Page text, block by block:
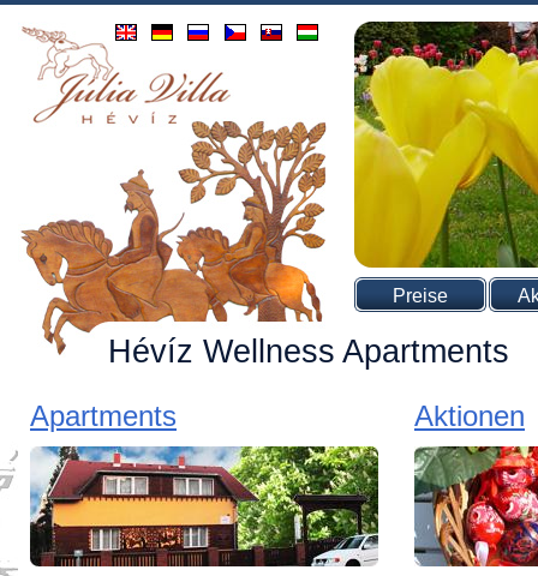
Preise
Hévíz Wellness Apartments
Apartments Aktionen